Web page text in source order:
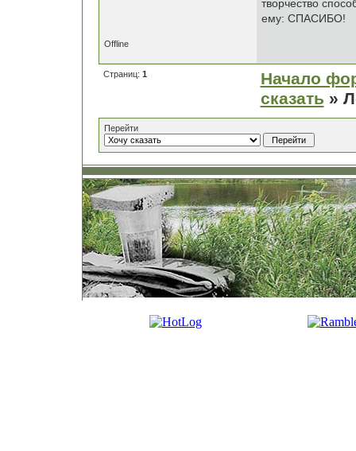
творчество
ему: СПАСИБО!
Offline
Страниц: 1
Начало
сказать »
Перейти